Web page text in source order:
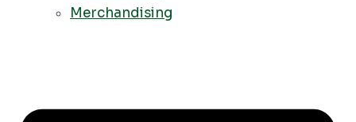
Merchandising